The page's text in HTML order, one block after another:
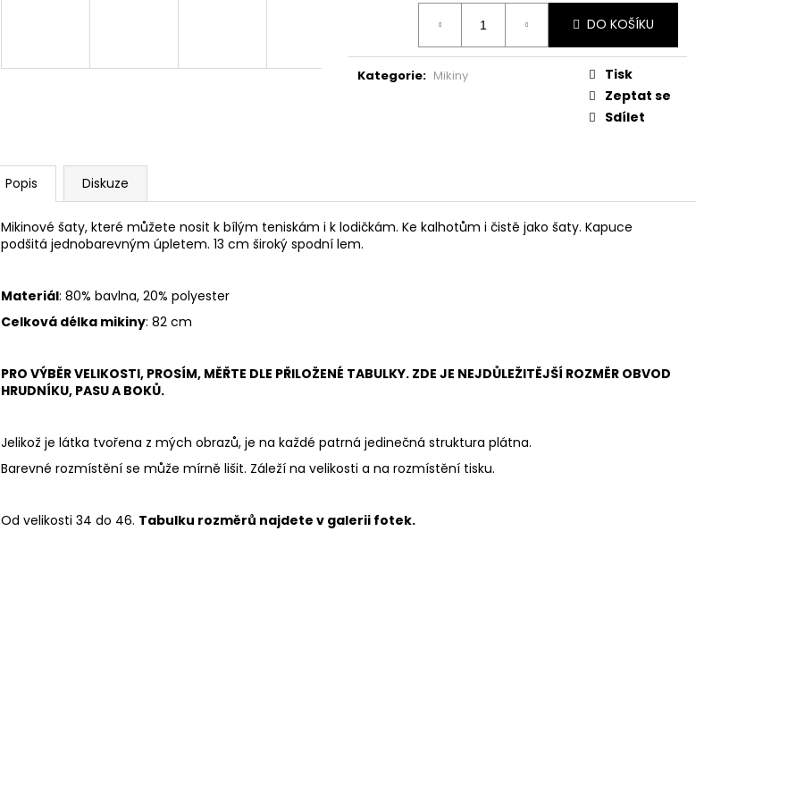
DO KOŠÍKU
Kategorie: Mikiny
Tisk
Zeptat se
Sdílet
Popis Diskuze
Mikinové šaty, které můžete nosit k bílým teniskám i k lodičkám. Ke kalhotům i čistě jako šaty. Kapuce
podšitá jednobarevným úpletem. 13 cm široký spodní lem.
Materiál: 80% bavlna, 20% polyester
Celková délka mikiny: 82 cm
PRO VÝBĚR VELIKOSTI, PROSÍM, MĚŘTE DLE PŘILOŽENÉ TABULKY. ZDE JE NEJDŮLEŽITĚJŠÍ ROZMĚR OBVOD
HRUDNÍKU, PASU A BOKŮ.
Jelikož je látka tvořena z mých obrazů, je na každé patrná jedinečná struktura plátna.
Barevné rozmístění se může mírně lišit. Záleží na velikosti a na rozmístění tisku.
Od velikosti 34 do 46. Tabulku rozměrů najdete v galerii fotek.